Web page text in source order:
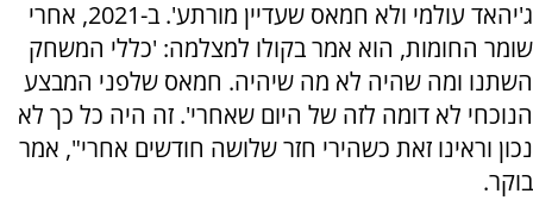
ג'יהאד עולמי ולא חמאס שעדיין מורתע'. ב-2021, אחרי
שומר החומות, הוא אמר בקולו למצלמה: 'כללי המשחק
השתנו ומה שהיה לא מה שיהיה. חמאס שלפני המבצע
הנוכחי לא דומה לזה של היום שאחרי'. זה היה כל כך לא
נכון וראינו זאת כשהירי חזר שלושה חודשים אחרי", אמר
בוקר.